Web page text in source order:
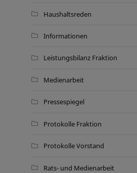
Haushaltsreden
Informationen
Leistungsbilanz Fraktion
Medienarbeit
Pressespiegel
Protokolle Fraktion
Protokolle Vorstand
Rats- und Medienarbeit